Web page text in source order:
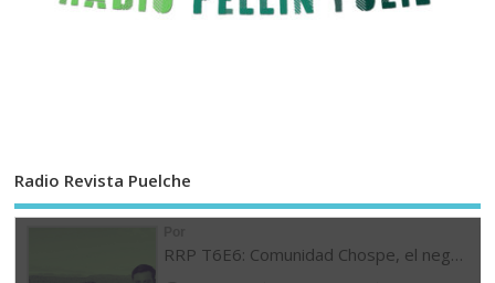
Radio Revista Puelche